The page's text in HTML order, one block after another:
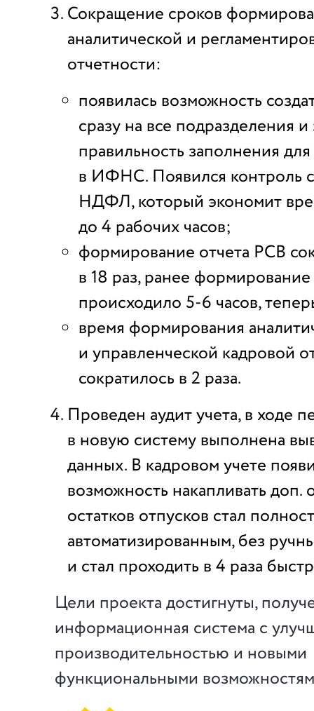
Сокращение сроков
аналитической и
отчетности:
появилась возможность
сразу на все подразделения
правильность заполнения
в ИФНС. Появился контроль
НДФЛ, который экономит
до 4 рабочих часов;
формирование отчета РСВ
в 18 раз, ранее формирование
происходило 5-6 часов,
время формирования
и управленческой кадровой
сократилось в 2 раза.
Проведен аудит учета, в ходе
в новую систему выполнена
данных. В кадровом учете
возможность накапливать доп.
остатков отпусков стал
автоматизированным, без
и стал проходить в 4 раза
Цели проекта достигнуты,
информационная система с
производительностью и новыми
функциональными